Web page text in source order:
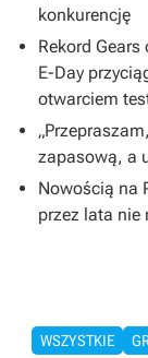
konkurencję
Rekord
E-Day
otwarciem
zapasową, a
Nowością na
przez lata nie
WSZYSTKIE